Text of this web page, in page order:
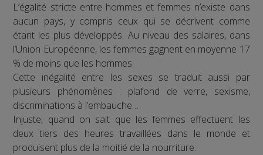
L’égalité stricte entre hommes et femmes n’existe dans
aucun pays, y compris ceux qui se décrivent comme
étant les plus développés. Au niveau des salaires, dans
l’Union Européenne, les femmes gagnent en moyenne 17
% de moins que les hommes.
Cette inégalité entre les sexes se traduit aussi par
plusieurs phénomènes : plafond de verre, sexisme,
discriminations à l’embauche…
Injuste, quand on sait que les femmes effectuent les
deux tiers des heures travaillées dans le monde et
produisent plus de la moitié de la nourriture.